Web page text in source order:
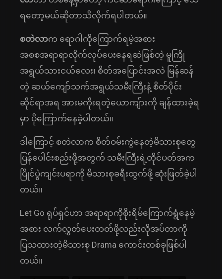
ရတော့မယ်ဆိုတာသိလိုက်ရပါတယ်။
စတဲလာက ရောဂါကိုကြောက်ရမဲ့အစား
အစစအရာရာလိုက်လုပ်ပေးနေရဆဲဖြစ်တဲ့ မူကြို
အရွယ်သားငယ်လေး၊ စိတ်အပြောင်းအလဲ မြန်ဆန်
တဲ့ ဆယ်ကျော်သက်အရွယ်သမီးကြီးနဲ့ စိတ်ပိုင်း
ဆိုင်ရာအရ အားမကိုးရတဲ့ယောကျ်ားကို ချန်ထားခဲ့ရ
မှာ ပိုကြောက်နေခဲ့ပါတယ်။
ဒါကြောင့် စတဲလာက စိတ်ဝမ်းကွဲနေတဲ့မိသားစုတွေ
ပြန်ပေါင်းစည်းဖို့အတွက် သမီးကြီးရဲ့တိုင်ပတ်အက
ပြိုင်ပွဲကျင်းပရာကို မိသားစုခရီးထွက်ဖို့ ဆုံးဖြတ်ခဲ့ပါ
တယ်။
Let Go ရုပ်ရှင်ဟာ အရာရာကိုစိုးရိမ်ကြောက်ရွံနေမဲ့
အစား လက်လွှတ်ပေးတတ်ဖို့လည်းလိုအပ်တာကို
ပြသထားတဲ့မိသားစု Drama ကောင်းတစ်ခုဖြစ်ပါ
တယ်။